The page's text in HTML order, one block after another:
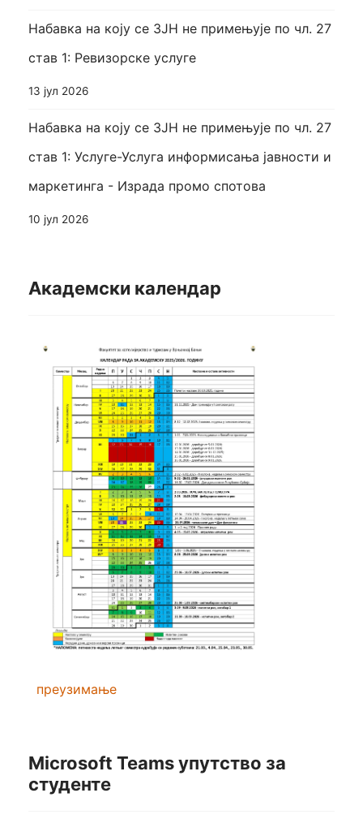
Набавка на коју се ЗЈН не примењује по чл. 27
став 1: Ревизорске услуге
13 јул 2026
Набавка на коју се ЗЈН не примењује по чл. 27
став 1: Услуге-Услуга информисања јавности и
маркетинга - Израда промо спотова
10 јул 2026
Академски календар
преузимање
Microsoft Teams упутство за
студенте